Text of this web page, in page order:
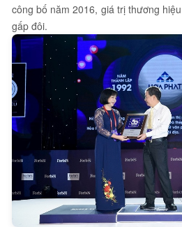
công bố năm 2016, giá trị thương
gấp đôi.